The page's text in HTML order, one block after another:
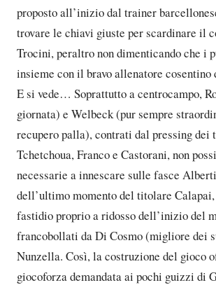
proposto all’inizio dal trainer
trovare le chiavi giuste per scardinare il
Trocini, peraltro non dimenticando che i
insieme con il bravo allenatore
E si vede… Soprattutto a centrocampo,
giornata) e Welbeck (pur sempre
recupero palla), contrati dal pressing dei
Tchetchoua, Franco e Castorani, non
necessarie a innescare sulle fasce
dell’ultimo momento del titolare
fastidio proprio a ridosso dell’inizio del
francobollati da Di Cosmo (migliore dei
Nunzella. Così, la costruzione del gioco
giocoforza demandata ai pochi guizzi di